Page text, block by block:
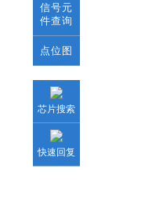
信号元
件查询
点位图
芯片搜索
快速回复